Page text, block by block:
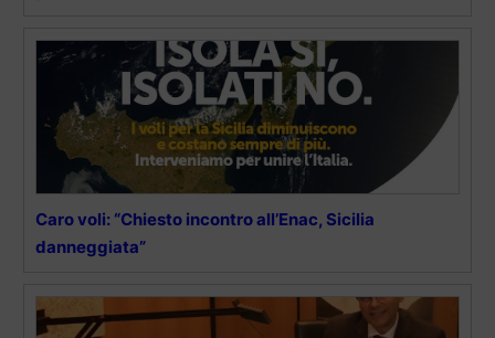
Caro voli: “Chiesto incontro all’Enac, Sicilia
danneggiata”